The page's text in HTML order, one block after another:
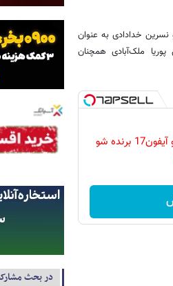
نسرین خدادادی به عنوان
ملک‌آبادی همچنان
گردونه رو بچرخون و PS5 و آیفون17 برنده شو
در بحث